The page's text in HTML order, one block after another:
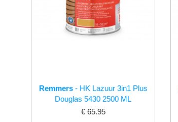
Remmers- HK Lazuur 3in1 Plus
Douglas 5430 2500 ML
€ 65.95